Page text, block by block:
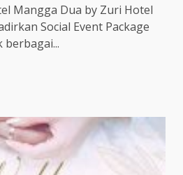
Mangga Dua by Zuri Hotel
Social Event Package